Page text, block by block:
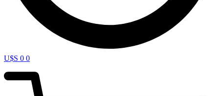
U$S 0 0